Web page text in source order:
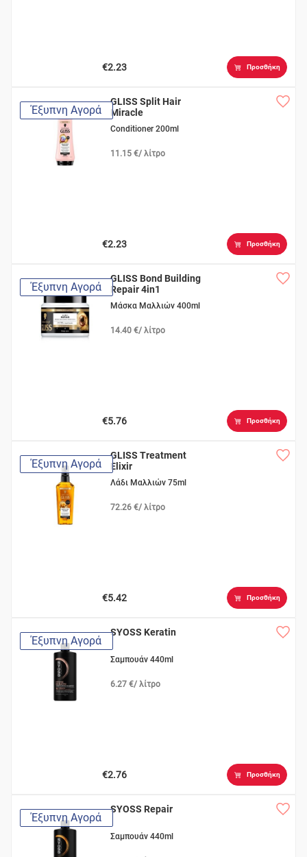
€2.23 Προσθήκη
Έξυπνη Αγορά
GLISS Split Hair
Miracle
Conditioner 200ml
11.15 €/ λίτρο
€2.23 Προσθήκη
Έξυπνη Αγορά
GLISS Bond Building
Repair 4in1
Μάσκα Μαλλιών 400ml
14.40 €/ λίτρο
€5.76 Προσθήκη
Έξυπνη Αγορά
GLISS Treatment
Elixir
Λάδι Μαλλιών 75ml
72.26 €/ λίτρο
€5.42 Προσθήκη
Έξυπνη Αγορά
SYOSS Keratin
Σαμπουάν 440ml
6.27 €/ λίτρο
€2.76 Προσθήκη
Έξυπνη Αγορά
SYOSS Repair
Σαμπουάν 440ml